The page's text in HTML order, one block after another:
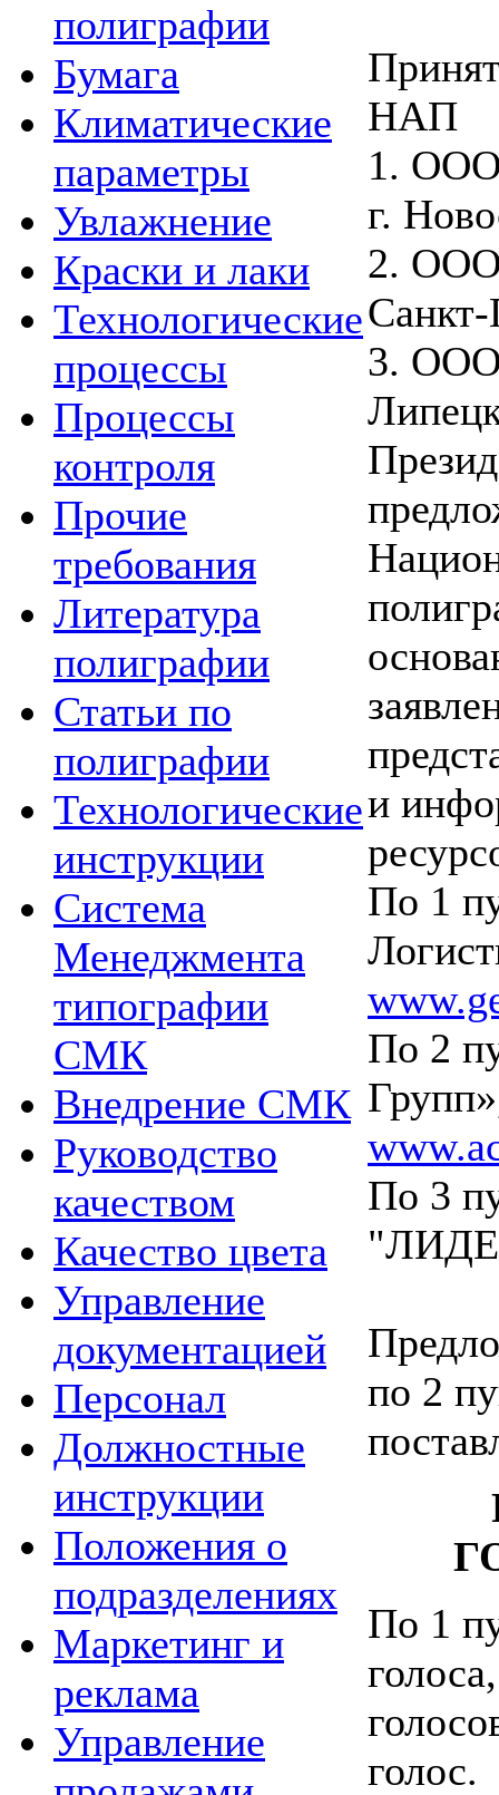
полиграфии
Бумага
Климатические
параметры
Увлажнение
Краски и лаки
Технологические
процессы
Процессы
контроля
Прочие
требования
Литература
полиграфии
Статьи по
полиграфии
Технологические
инструкции
Система
Менеджмента
типографии
СМК
Внедрение СМК
Руководство
качеством
Качество цвета
Управление
документацией
Персонал
Должностные
инструкции
Положения о
подразделениях
Маркетинг и
реклама
Управление
НАП
1.
г.
2. ООО
Санкт-
3.
и
По 1
По 2
По 3
по 2
По 1
голос.